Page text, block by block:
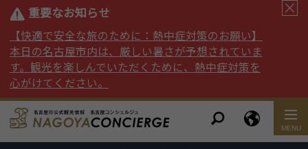
重要なお知らせ
【快適で安全な旅のために：熱中症対策のお願い】
本日の名古屋市内は、厳しい暑さが予想されていま
す。観光を楽しんでいただくために、熱中症対策を
心がけてください。